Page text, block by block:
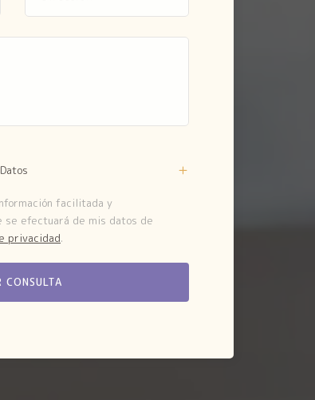
facilitada y
efectuará de mis datos de
privacidad.